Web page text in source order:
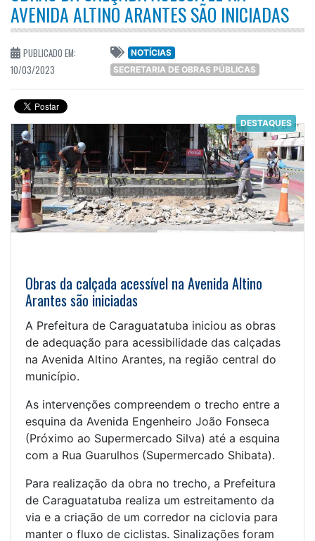
AVENIDA ALTINO ARANTES SÃO INICIADAS
PUBLICADO EM:
10/03/2023
NOTÍCIAS
SECRETARIA DE OBRAS PÚBLICAS
DESTAQUES
Obras da calçada acessível na Avenida Altino
Arantes são iniciadas
A Prefeitura de Caraguatatuba iniciou as obras
de adequação para acessibilidade das calçadas
na Avenida Altino Arantes, na região central do
município.
As intervenções compreendem o trecho entre a
esquina da Avenida Engenheiro João Fonseca
(Próximo ao Supermercado Silva) até a esquina
com a Rua Guarulhos (Supermercado Shibata).
Para realização da obra no trecho, a Prefeitura
de Caraguatatuba realiza um estreitamento da
via e a criação de um corredor na ciclovia para
manter o fluxo de ciclistas. Sinalizações foram